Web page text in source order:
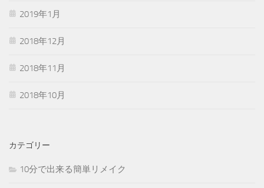
2019年1月
2018年12月
2018年11月
2018年10月
カテゴリー
10分で出来る簡単リメイク